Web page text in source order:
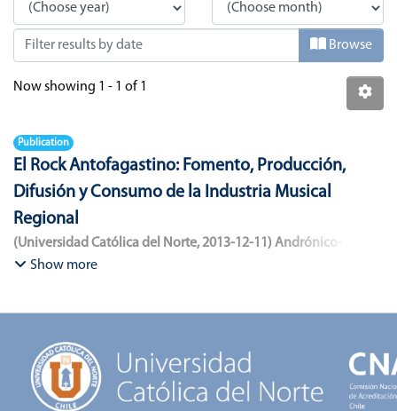
Browse
Now showing 1 - 1 of 1
Publication
El Rock Antofagastino: Fomento, Producción,
Difusión y Consumo de la Industria Musical
Regional
(Universidad Católica del Norte,2013-12-11 ) Andrónico-
Cangana, Javier Enrique
Show more